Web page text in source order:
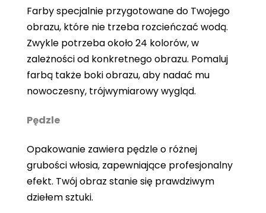
Farby specjalnie przygotowane do Twojego
obrazu, które nie trzeba rozcieńczać wodą.
Zwykle potrzeba około 24 kolorów, w
zależności od konkretnego obrazu. Pomaluj
farbą także boki obrazu, aby nadać mu
nowoczesny, trójwymiarowy wygląd.
Pędzle
Opakowanie zawiera pędzle o różnej
grubości włosia, zapewniające profesjonalny
efekt. Twój obraz stanie się prawdziwym
dziełem sztuki.